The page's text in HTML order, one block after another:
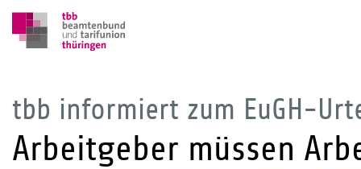
tbb informiert zum EuGH-
Arbeitgeber müssen